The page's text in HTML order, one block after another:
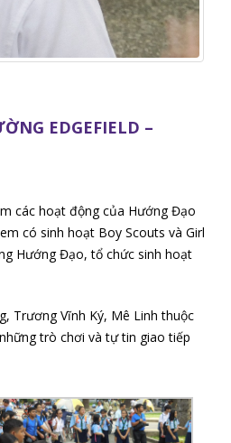
EDGEFIELD –
các hoạt động của Hướng Đạo
có sinh hoạt Boy Scouts và Girl
Hướng Đạo, tổ chức sinh hoạt
Trương Vĩnh Ký, Mê Linh thuộc
trò chơi và tự tin giao tiếp